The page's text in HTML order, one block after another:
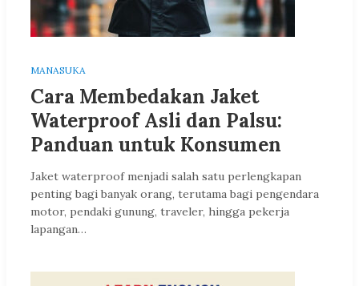
MANASUKA
Cara Membedakan Jaket
Waterproof Asli dan Palsu:
Panduan untuk Konsumen
Jaket waterproof menjadi salah satu perlengkapan
penting bagi banyak orang, terutama bagi pengendara
motor, pendaki gunung, traveler, hingga pekerja
lapangan…